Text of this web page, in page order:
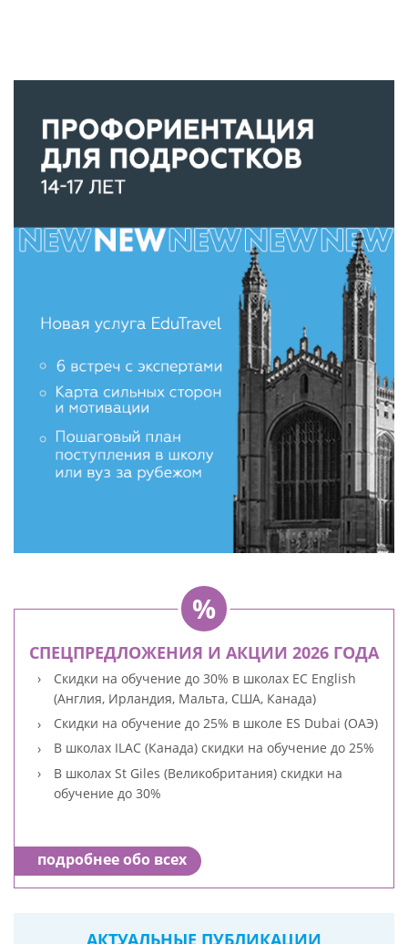
СПЕЦПРЕДЛОЖЕНИЯ И АКЦИИ 2026 ГОДА
Скидки на обучение до 30% в школах EC English
(Англия, Ирландия, Мальта, США, Канада)
Скидки на обучение до 25% в школе ES Dubai (ОАЭ)
В школах ILAC (Канада) скидки на обучение до 25%
В школах St Giles (Великобритания) скидки на
обучение до 30%
подробнее обо всех